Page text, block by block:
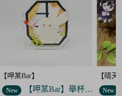
【晴天咖啡館】
New 【晴天咖啡館】吊飾套組
【呷某
New